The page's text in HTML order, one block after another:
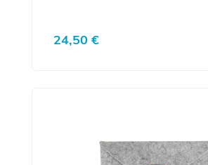
Regulärer Preis:
24,50 €